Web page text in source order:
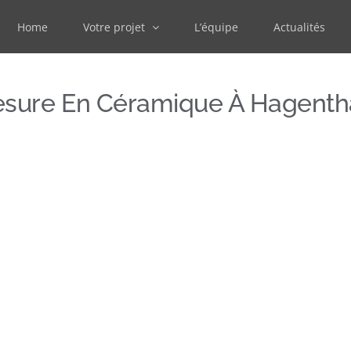
Home Votre projet L’équipe Actualités
En Céramique À